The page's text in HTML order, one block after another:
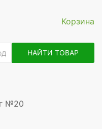
Корзина
НАЙТИ ТОВАР
№20